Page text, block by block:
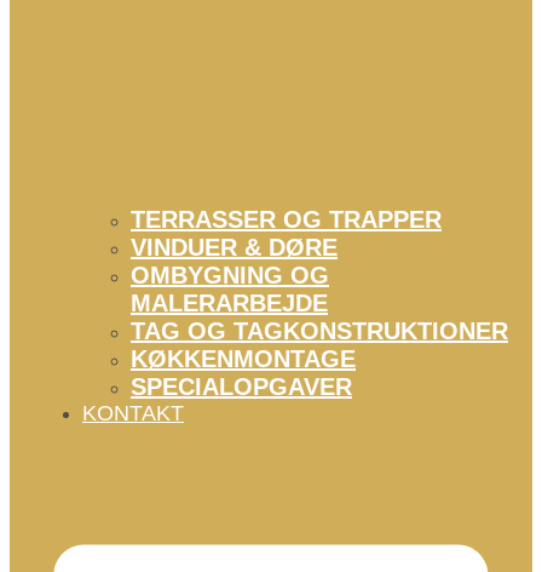
TERRASSER OG TRAPPER
VINDUER & DØRE
OMBYGNING OG
MALERARBEJDE
TAG OG TAGKONSTRUKTIONER
KØKKENMONTAGE
SPECIALOPGAVER
KONTAKT